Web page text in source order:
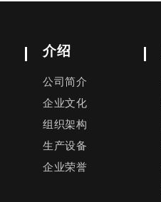
介绍
公司简介
企业文化
组织架构
生产设备
企业荣誉